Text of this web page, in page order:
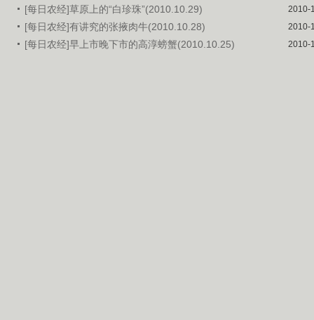
[每日农经]草原上的“白珍珠”(2010.10.29) 2010-
[每日农经]有讲究的张掖肉牛(2010.10.28) 2010-
[每日农经]早上市晚下市的高淳螃蟹(2010.10.25) 2010-